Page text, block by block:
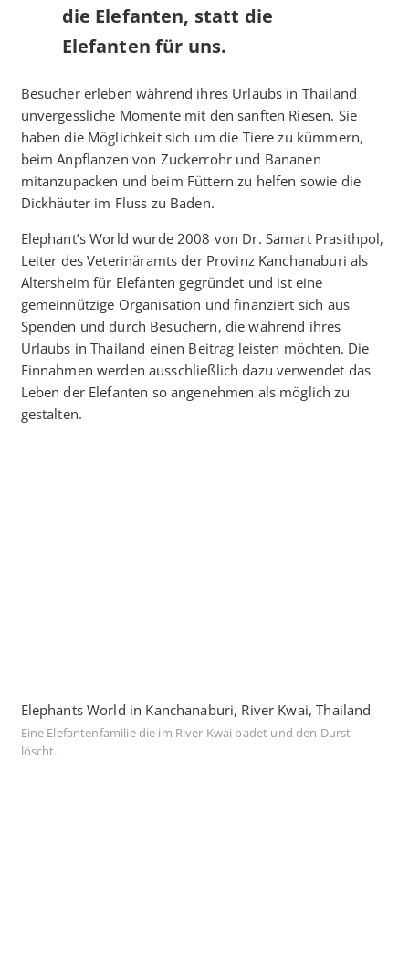
die Elefanten, statt die
Elefanten für uns.
Besucher erleben während ihres Urlaubs in Thailand
unvergessliche Momente mit den sanften Riesen. Sie
haben die Möglichkeit sich um die Tiere zu kümmern,
beim Anpflanzen von Zuckerrohr und Bananen
mitanzupacken und beim Füttern zu helfen sowie die
Dickhäuter im Fluss zu Baden.
Elephant’s World wurde 2008 von Dr. Samart Prasithpol,
Leiter des Veterinäramts der Provinz Kanchanaburi als
Altersheim für Elefanten gegründet und ist eine
gemeinnützige Organisation und finanziert sich aus
Spenden und durch Besuchern, die während ihres
Urlaubs in Thailand einen Beitrag leisten möchten. Die
Einnahmen werden ausschließlich dazu verwendet das
Leben der Elefanten so angenehmen als möglich zu
gestalten.
Elephants World in Kanchanaburi, River Kwai, Thailand
Eine Elefantenfamilie die im River Kwai badet und den Durst
löscht.